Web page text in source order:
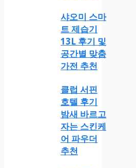
샤오미 스마
트 제습기
13L 후기 및
공간별 맞춤
가전 추천
클럽 서핀
호텔 후기
밤새 바르고
자는 스킨케
어 파우더
추천